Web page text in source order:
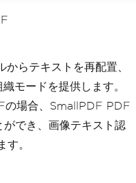
らテキストを再配置、
モードを提供します。
の場合、SmallPDF PDF
でき、画像テキスト認
。